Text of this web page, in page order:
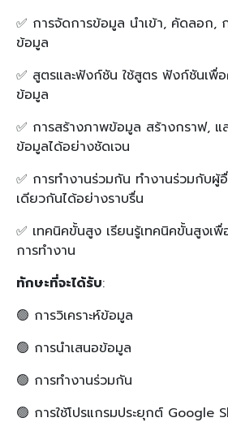
✅ การจัดการข้อมูล นำเข้า, คัดลอก,
ข้อมูล
✅ สูตรและฟังก์ชัน ใช้สูตร ฟังก์ชันเพื่อ
ข้อมูล
✅ การสร้างภาพข้อมูล สร้างกราฟ, แ
ข้อมูลได้อย่างชัดเจน
✅ การทำงานร่วมกัน ทำงานร่วมกับผู้
เดียวกันได้อย่างราบรื่น
✅ เทคนิคขั้นสูง เรียนรู้เทคนิคขั้นสูงเพื่
การทำงาน
ทักษะที่จะได้รับ:
🟢 การวิเคราะห์ข้อมูล
🟢 การนำเสนอข้อมูล
🟢 การทำงานร่วมกัน
🟢 การใช้โปรแกรมประยุกต์ Google